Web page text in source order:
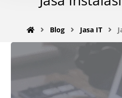
Blog Jasa IT